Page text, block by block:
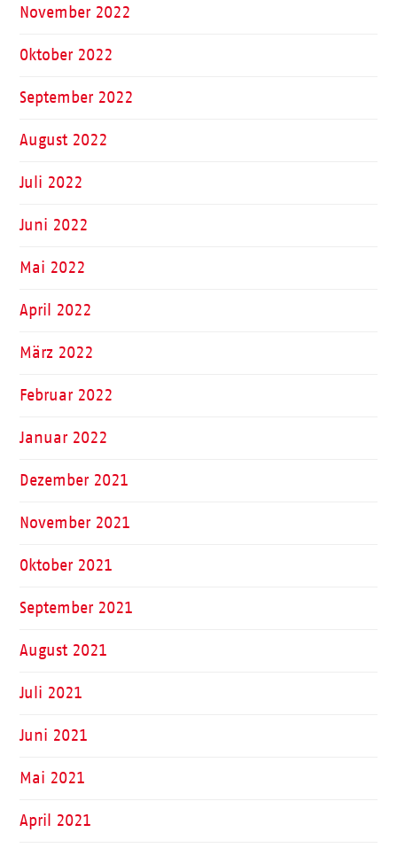
November 2022
Oktober 2022
September 2022
August 2022
Juli 2022
Juni 2022
Mai 2022
April 2022
März 2022
Februar 2022
Januar 2022
Dezember 2021
November 2021
Oktober 2021
September 2021
August 2021
Juli 2021
Juni 2021
Mai 2021
April 2021